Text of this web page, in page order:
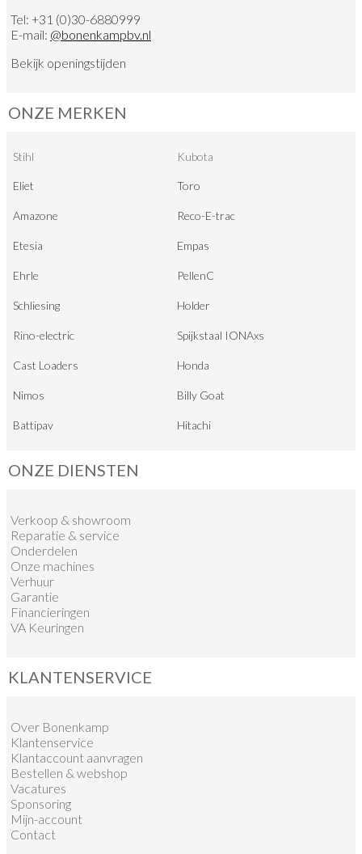
Tel: +31 (0)30-6880999
E-mail: @bonenkampbv.nl
Bekijk openingstijden
ONZE MERKEN
Stihl Kubota
Eliet Toro
Amazone Reco-E-trac
Etesia Empas
Ehrle PellenC
Schliesing Holder
Rino-electric Spijkstaal IONAxs
Cast Loaders Honda
Nimos Billy Goat
Battipav Hitachi
ONZE DIENSTEN
Verkoop & showroom
Reparatie & service
Onderdelen
Onze machines
Verhuur
Garantie
Financieringen
VA Keuringen
KLANTENSERVICE
Over Bonenkamp
Klantenservice
Klantaccount aanvragen
Bestellen & webshop
Vacatures
Sponsoring
Mijn-account
Contact